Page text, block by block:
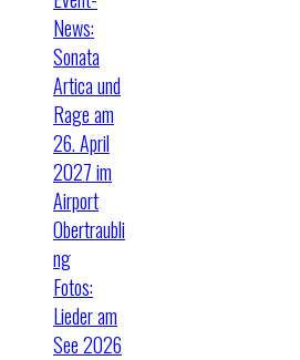
News:
Sonata
Artica und
Rage am
26. April
2027 im
Airport
Obertraubli
ng
Fotos:
Lieder am
See 2026